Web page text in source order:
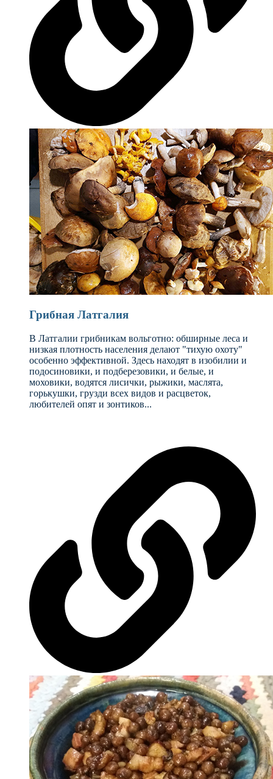
Грибная Латгалия
В Латгалии грибникам вольготно: обширные леса и
низкая плотность населения делают "тихую охоту"
особенно эффективной. Здесь находят в изобилии и
подосиновики, и подберезовики, и белые, и
моховики, водятся лисички, рыжики, маслята,
горькушки, грузди всех видов и расцветок,
любителей опят и зонтиков...